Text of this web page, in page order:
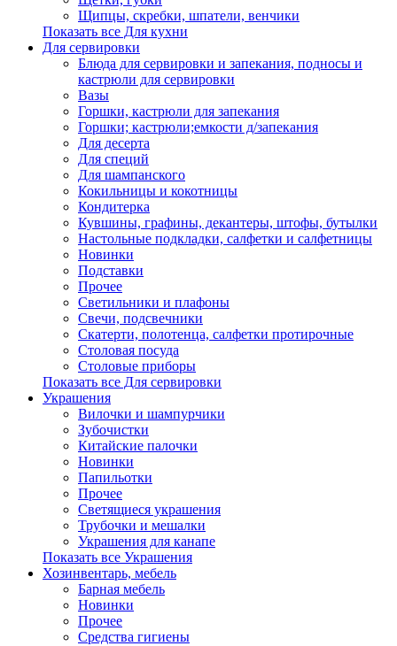
Щипцы, скребки, шпатели, венчики
Показать все Для кухни
Для сервировки
Блюда для сервировки и запекания, подносы и
кастрюли для сервировки
Вазы
Горшки, кастрюли для запекания
Горшки; кастрюли;емкости д/запекания
Для десерта
Для специй
Для шампанского
Кокильницы и кокотницы
Кондитерка
Кувшины, графины, декантеры, штофы, бутылки
Настольные подкладки, салфетки и салфетницы
Новинки
Подставки
Прочее
Светильники и плафоны
Свечи, подсвечники
Скатерти, полотенца, салфетки протирочные
Столовая посуда
Столовые приборы
Показать все Для сервировки
Украшения
Вилочки и шампурчики
Зубочистки
Китайские палочки
Новинки
Папильотки
Прочее
Светящиеся украшения
Трубочки и мешалки
Украшения для канапе
Показать все Украшения
Хозинвентарь, мебель
Барная мебель
Новинки
Прочее
Средства гигиены